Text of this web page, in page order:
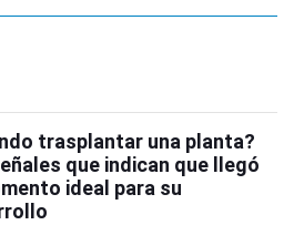
trasplantar una planta?
que indican que llegó
ideal para su